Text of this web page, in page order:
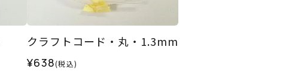
クラフトコード・丸・1.3mm
¥638(税込)